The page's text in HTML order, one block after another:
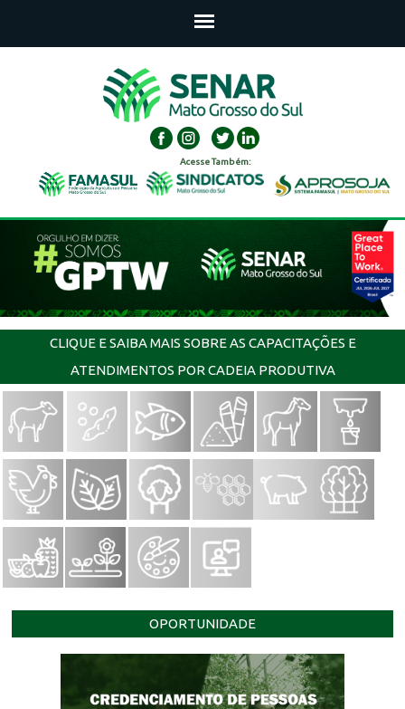
Acesse Também:
CLIQUE E SAIBA MAIS SOBRE AS CAPACITAÇÕES E
ATENDIMENTOS POR CADEIA PRODUTIVA
OPORTUNIDADE